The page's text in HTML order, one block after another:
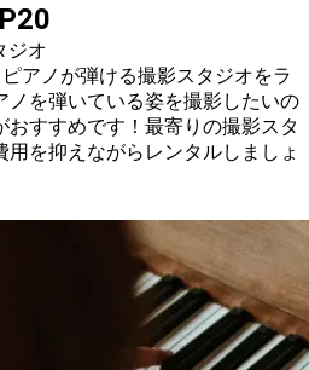
ジオ
アノが弾ける撮影スタジオをラ
ノを弾いている姿を撮影したいの
おすすめです！最寄りの撮影スタ
を抑えながらレンタルしましょ